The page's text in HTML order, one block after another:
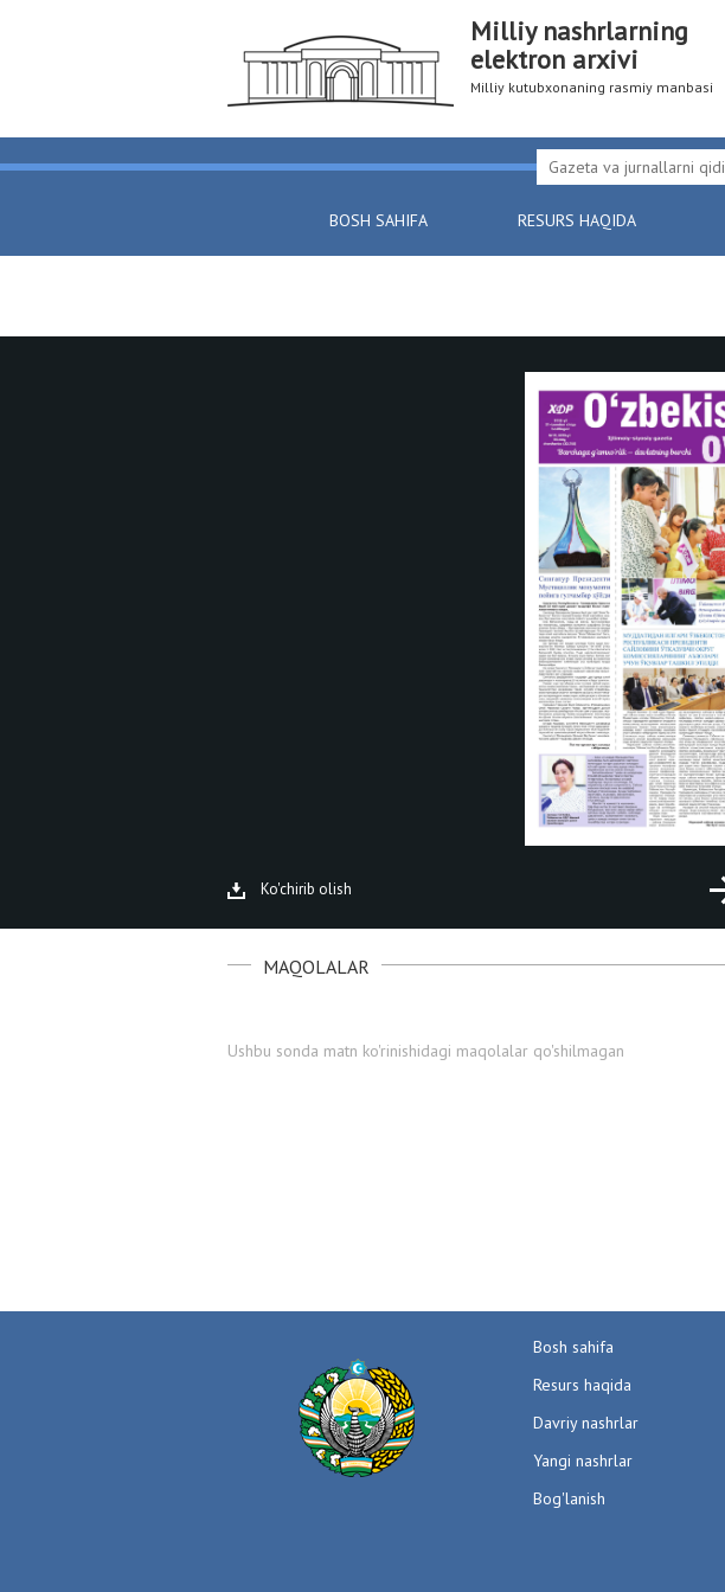
Milliy nashrlarning
elektron arxivi
Milliy kutubxonaning rasmiy manbasi
BOSH SAHIFA RESURS HAQIDA
Ko'chirib olish
MAQOLALAR
Ushbu sonda matn ko'rinishidagi maqolalar qo'shilmagan
Bosh sahifa
Resurs haqida
Davriy nashrlar
Yangi nashrlar
Bog'lanish